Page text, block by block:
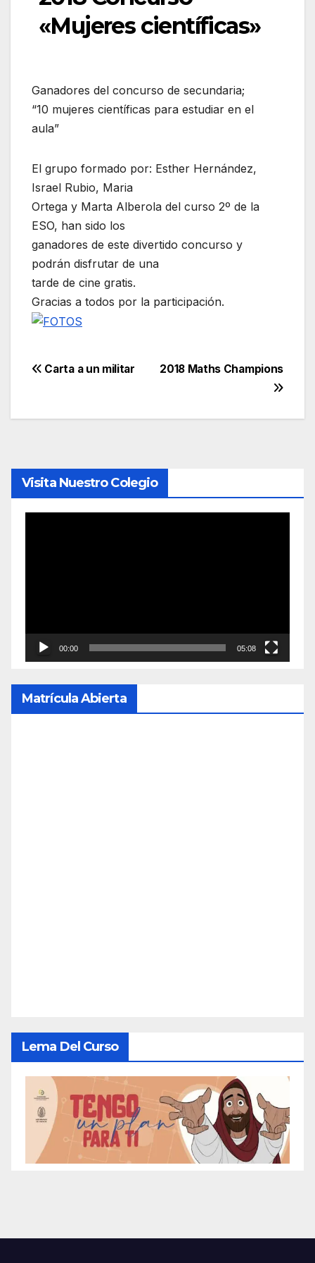
«Mujeres científicas»
Ganadores del concurso de secundaria;
“10 mujeres científicas para estudiar en el
aula”
El grupo formado por: Esther Hernández,
Israel Rubio, Maria
Ortega y Marta Alberola del curso 2º de la
ESO, han sido los
ganadores de este divertido concurso y
podrán disfrutar de una
tarde de cine gratis.
Gracias a todos por la participación.
Navegación
2018 Maths Champions
Carta a un militar
Visita Nuestro Colegio
00:00 05:08
Matrícula Abierta
Lema Del Curso